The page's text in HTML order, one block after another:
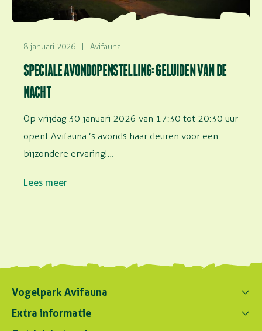
8 januari 2026 | Avifauna
SPECIALE AVONDOPENSTELLING: GELUIDEN VAN DE
NACHT
Op vrijdag 30 januari 2026 van 17:30 tot 20:30 uur
opent Avifauna ’s avonds haar deuren voor een
bijzondere ervaring!…
Lees meer
Vogelpark Avifauna
Contact ons
0172 - 256 256
Extra informatie